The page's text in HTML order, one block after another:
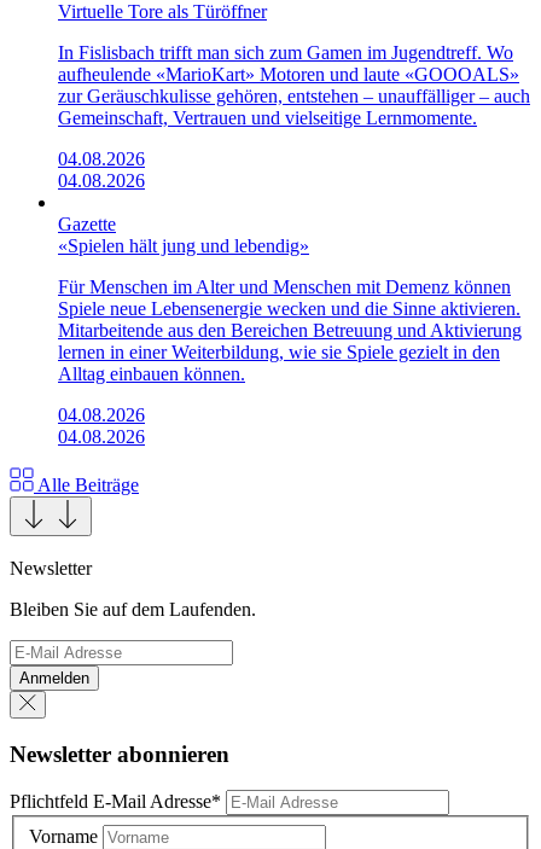
Virtuelle Tore als Türöffner
In Fislisbach trifft man sich zum Gamen im Jugendtreff. Wo
aufheulende «Mario­Kart»­ Motoren und laute «GOOOALS»
zur Geräuschkulisse gehören, entstehen – unauffälliger – auch
Gemeinschaft, Vertrauen und vielseitige Lernmomente.
04.08.2026
04.08.2026
Gazette
«Spielen hält jung und lebendig»
Für Menschen im Alter und Menschen mit Demenz können
Spiele neue Lebensenergie wecken und die Sinne aktivieren.
Mitarbeitende aus den Bereichen Betreuung und Aktivierung
lernen in einer Weiterbildung, wie sie Spiele gezielt in den
Alltag einbauen können.
04.08.2026
04.08.2026
Alle Beiträge
Newsletter
Bleiben Sie auf dem Laufenden.
Anmelden
Newsletter abonnieren
Pflichtfeld E-Mail Adresse*
Vorname